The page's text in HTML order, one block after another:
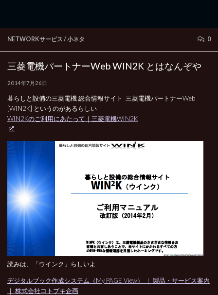
NETWORKサービス /小ネタ 0
三菱電機パートナーWeb WIN2K とはなんぞや
2014年7月26日
暮らしと設備の三菱電機 総合情報サイト 三菱電機パートナーWeb
[WIN2K] というのがあるらしい
WIN2Kのご利用にあたって｜三菱電機WIN2K
読みは、「ウインク」らしいよ
デジタルブック作成システム（My PAGE View） ｜ 製品・サービス案内
｜ 株式会社コトブキ企画